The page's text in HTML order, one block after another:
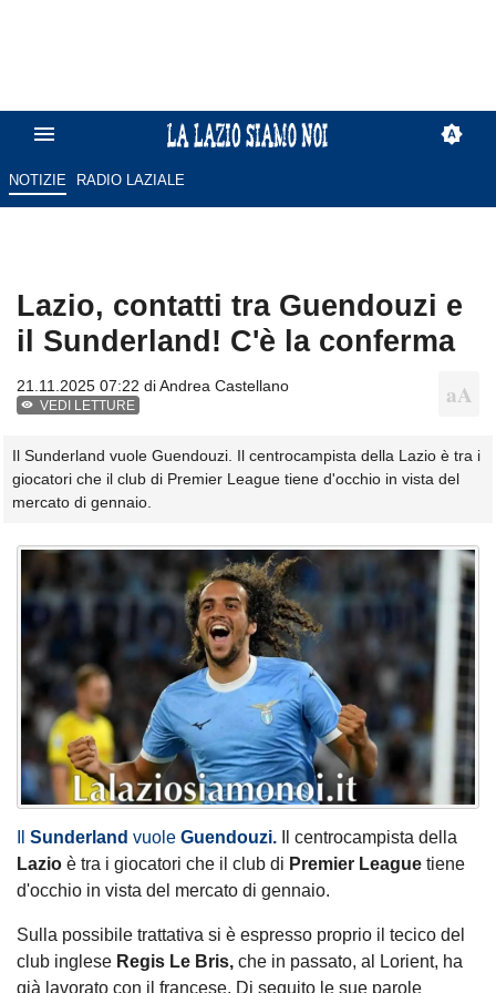
NOTIZIE RADIO LAZIALE
Lazio, contatti tra Guendouzi e
il Sunderland! C'è la conferma
21.11.2025 07:22 diAndrea Castellano
VEDI LETTURE
Il Sunderland vuole Guendouzi. Il centrocampista della Lazio è tra i
giocatori che il club di Premier League tiene d'occhio in vista del
mercato di gennaio.
Sunderland vuole Guendouzi. Il centrocampista della
Lazio è tra i giocatori che il club di Premier League tiene
d'occhio in vista del mercato di gennaio.
Sulla possibile trattativa si è espresso proprio il tecico del
club inglese Regis Le Bris, che in passato, al Lorient, ha
già lavorato con il francese. Di seguito le sue parole